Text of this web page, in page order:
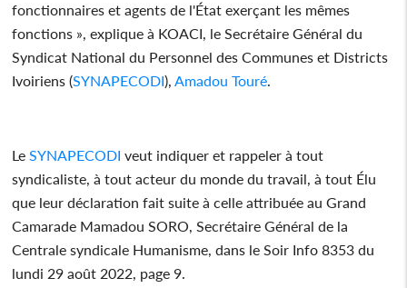
fonctionnaires et agents de l'État exerçant les mêmes
fonctions », explique à KOACI, le Secrétaire Général du
Syndicat National du Personnel des Communes et Districts
Ivoiriens (SYNAPECODI), Amadou Touré
Le SYNAPECODI veut indiquer et rappeler à tout
syndicaliste, à tout acteur du monde du travail, à tout Élu
que leur déclaration fait suite à celle attribuée au Grand
Camarade Mamadou SORO, Secrétaire Général de la
Centrale syndicale Humanisme, dans le Soir Info 8353 du
lundi 29 août 2022, page 9.